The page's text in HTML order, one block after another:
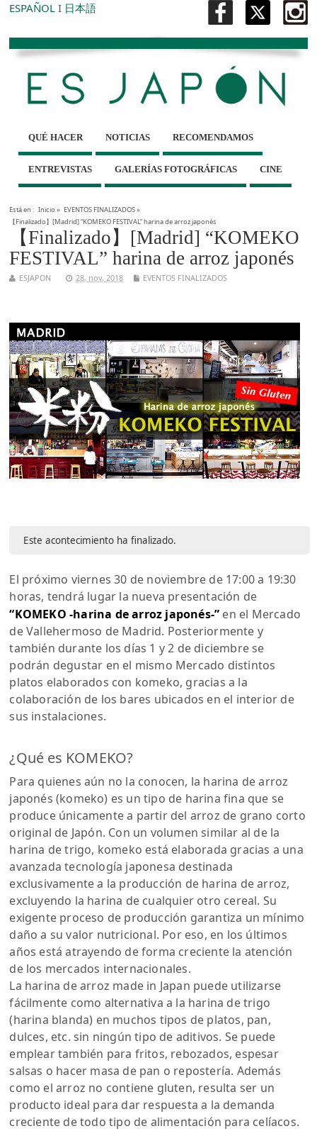
ESPAÑOL I 日本語
QUÉ HACER NOTICIAS RECOMENDAMOS
ENTREVISTAS GALERÍAS FOTOGRÁFICAS CINE
Está en : Inicio» EVENTOS FINALIZADOS»
【Finalizado】[Madrid] “KOMEKO FESTIVAL” harina de arroz japonés
【Finalizado】[Madrid] “KOMEKO
FESTIVAL” harina de arroz japonés
ESJAPON 28, nov, 2018 EVENTOS FINALIZADOS
Este acontecimiento ha finalizado.
El próximo viernes 30 de noviembre de 17:00 a 19:30
horas, tendrá lugar la nueva presentación de
“KOMEKO -harina de arroz japonés-” en el Mercado
de Vallehermoso de Madrid. Posteriormente y
también durante los días 1 y 2 de diciembre se
podrán degustar en el mismo Mercado distintos
platos elaborados con komeko, gracias a la
colaboración de los bares ubicados en el interior de
sus instalaciones.
¿Qué es KOMEKO?
Para quienes aún no la conocen, la harina de arroz
japonés (komeko) es un tipo de harina fina que se
produce únicamente a partir del arroz de grano corto
original de Japón. Con un volumen similar al de la
harina de trigo, komeko está elaborada gracias a una
avanzada tecnología japonesa destinada
exclusivamente a la producción de harina de arroz,
excluyendo la harina de cualquier otro cereal. Su
exigente proceso de producción garantiza un mínimo
daño a su valor nutricional. Por eso, en los últimos
años está atrayendo de forma creciente la atención
de los mercados internacionales.
La harina de arroz made in Japan puede utilizarse
fácilmente como alternativa a la harina de trigo
(harina blanda) en muchos tipos de platos, pan,
dulces, etc. sin ningún tipo de aditivos. Se puede
emplear también para fritos, rebozados, espesar
salsas o hacer masa de pan o repostería. Además
como el arroz no contiene gluten, resulta ser un
producto ideal para dar respuesta a la demanda
creciente de todo tipo de alimentación para celíacos.